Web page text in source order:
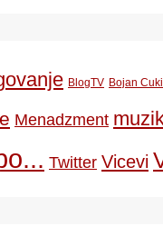
BlogTV Bojan
Menadzment
Twitter Vicevi